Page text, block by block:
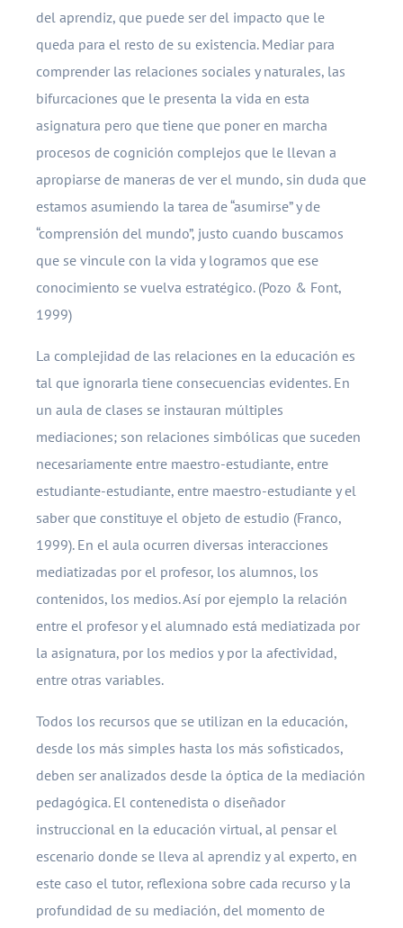
del aprendiz, que puede ser del impacto que le
queda para el resto de su existencia. Mediar para
comprender las relaciones sociales y naturales, las
bifurcaciones que le presenta la vida en esta
asignatura pero que tiene que poner en marcha
procesos de cognición complejos que le llevan a
apropiarse de maneras de ver el mundo, sin duda que
estamos asumiendo la tarea de “asumirse” y de
“comprensión del mundo”, justo cuando buscamos
que se vincule con la vida y logramos que ese
conocimiento se vuelva estratégico. (Pozo & Font,
1999)
La complejidad de las relaciones en la educación es
tal que ignorarla tiene consecuencias evidentes. En
un aula de clases se instauran múltiples
mediaciones; son relaciones simbólicas que suceden
necesariamente entre maestro-estudiante, entre
estudiante-estudiante, entre maestro-estudiante y el
saber que constituye el objeto de estudio (Franco,
1999). En el aula ocurren diversas interacciones
mediatizadas por el profesor, los alumnos, los
contenidos, los medios. Así por ejemplo la relación
entre el profesor y el alumnado está mediatizada por
la asignatura, por los medios y por la afectividad,
entre otras variables.
Todos los recursos que se utilizan en la educación,
desde los más simples hasta los más sofisticados,
deben ser analizados desde la óptica de la mediación
pedagógica. El contenedista o diseñador
instruccional en la educación virtual, al pensar el
escenario donde se lleva al aprendiz y al experto, en
este caso el tutor, reflexiona sobre cada recurso y la
profundidad de su mediación, del momento de